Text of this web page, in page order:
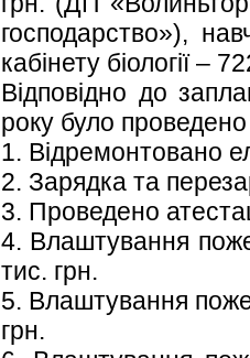
господарство»),
кабінету біології –
Відповідно до
року було проведено
1. Відремонтовано
2. Зарядка та
3. Проведено
4. Влаштування
тис. грн.
5. Влаштування
грн.